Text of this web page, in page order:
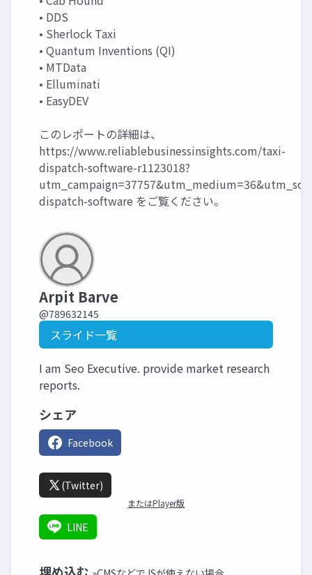
• DDS
• Sherlock Taxi
• Quantum Inventions (QI)
• MTData
• Elluminati
• EasyDEV
このレポートの詳細は、
https://www.reliablebusinessinsights.com/taxi-
dispatch-software-r1123018?
dispatch-software をご覧ください。
Arpit Barve
@789632145
スライド一覧
I am Seo Executive. provide market research
reports.
シェア
Facebook
(Twitter)
またはPlayer版
LINE